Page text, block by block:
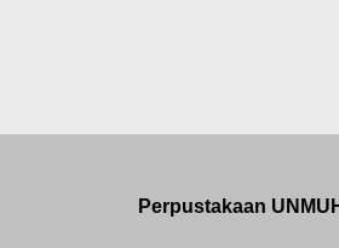
Perpustakaan